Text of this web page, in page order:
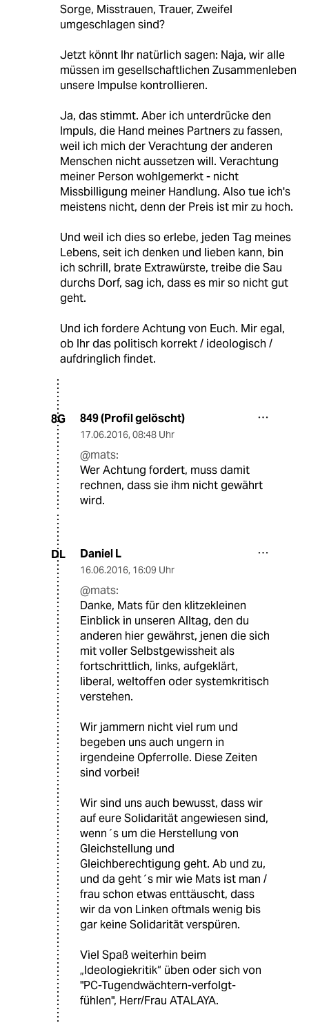
Sorge, Misstrauen, Trauer, Zweifel
umgeschlagen sind?
Jetzt könnt Ihr natürlich sagen: Naja, wir alle
müssen im gesellschaftlichen Zusammenleben
unsere Impulse kontrollieren.
Ja, das stimmt. Aber ich unterdrücke den
Impuls, die Hand meines Partners zu fassen,
weil ich mich der Verachtung der anderen
Menschen nicht aussetzen will. Verachtung
meiner Person wohlgemerkt - nicht
Missbilligung meiner Handlung. Also tue ich's
meistens nicht, denn der Preis ist mir zu hoch.
Und weil ich dies so erlebe, jeden Tag meines
Lebens, seit ich denken und lieben kann, bin
ich schrill, brate Extrawürste, treibe die Sau
durchs Dorf, sag ich, dass es mir so nicht gut
geht.
Und ich fordere Achtung von Euch. Mir egal,
ob Ihr das politisch korrekt / ideologisch /
aufdringlich findet.
8G 849 (Profil gelöscht)
17.06.2016, 08:48 Uhr
@mats:
Wer Achtung fordert, muss damit
rechnen, dass sie ihm nicht gewährt
wird.
DL Daniel L
16.06.2016, 16:09 Uhr
@mats:
Danke, Mats für den klitzekleinen
Einblick in unseren Alltag, den du
anderen hier gewährst, jenen die sich
mit voller Selbstgewissheit als
fortschrittlich, links, aufgeklärt,
liberal, weltoffen oder systemkritisch
verstehen.
Wir jammern nicht viel rum und
begeben uns auch ungern in
irgendeine Opferrolle. Diese Zeiten
sind vorbei!
Wir sind uns auch bewusst, dass wir
auf eure Solidarität angewiesen sind,
wenn´s um die Herstellung von
Gleichstellung und
Gleichberechtigung geht. Ab und zu,
und da geht´s mir wie Mats ist man /
frau schon etwas enttäuscht, dass
wir da von Linken oftmals wenig bis
gar keine Solidarität verspüren.
Viel Spaß weiterhin beim
„Ideologiekritik“ üben oder sich von
"PC-Tugendwächtern-verfolgt-
fühlen", Herr/Frau ATALAYA.